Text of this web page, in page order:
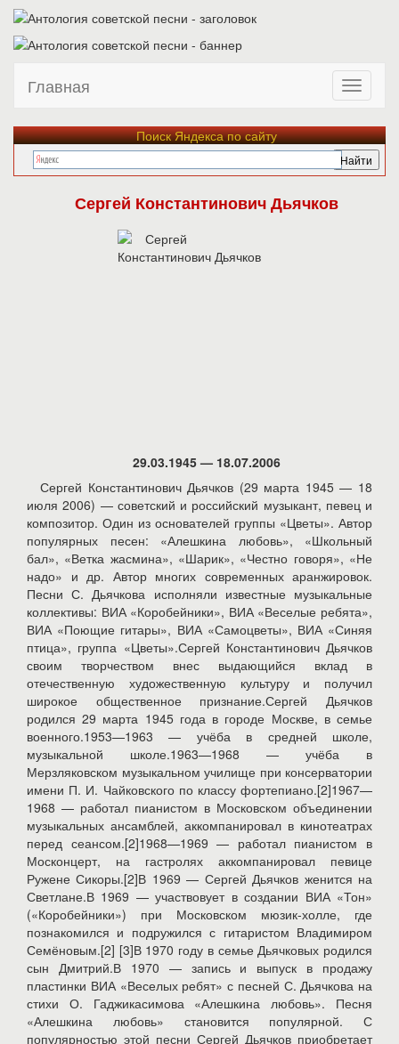
Главная
Поиск Яндекса по сайту
Сергей Константинович Дьячков
29.03.1945 — 18.07.2006
Сергей Константинович Дьячков (29 марта 1945 — 18
июля 2006) — советский и российский музыкант, певец и
композитор. Один из основателей группы «Цветы». Автор
популярных песен: «Алешкина любовь», «Школьный
бал», «Ветка жасмина», «Шарик», «Честно говоря», «Не
надо» и др. Автор многих современных аранжировок.
Песни С. Дьячкова исполняли известные музыкальные
коллективы: ВИА «Коробейники», ВИА «Веселые ребята»,
ВИА «Поющие гитары», ВИА «Самоцветы», ВИА «Синяя
птица», группа «Цветы».Сергей Константинович Дьячков
своим творчеством внес выдающийся вклад в
отечественную художественную культуру и получил
широкое общественное признание.Сергей Дьячков
родился 29 марта 1945 года в городе Москве, в семье
военного.1953—1963 — учёба в средней школе,
музыкальной школе.1963—1968 — учёба в
Мерзляковском музыкальном училище при консерватории
имени П. И. Чайковского по классу фортепиано.[2]1967—
1968 — работал пианистом в Московском объединении
музыкальных ансамблей, аккомпанировал в кинотеатрах
перед сеансом.[2]1968—1969 — работал пианистом в
Москонцерт, на гастролях аккомпанировал певице
Ружене Сикоры.[2]В 1969 — Сергей Дьячков женится на
Светлане.В 1969 — участвовует в создании ВИА «Тон»
(«Коробейники») при Московском мюзик-холле, где
познакомился и подружился с гитаристом Владимиром
Семёновым.[2] [3]В 1970 году в семье Дьячковых родился
сын Дмитрий.В 1970 — запись и выпуск в продажу
пластинки ВИА «Веселых ребят» с песней С. Дьячкова на
стихи О. Гаджикасимова «Алешкина любовь». Песня
«Алешкина любовь» становится популярной. С
популярностью этой песни Сергей Дьячков приобретает